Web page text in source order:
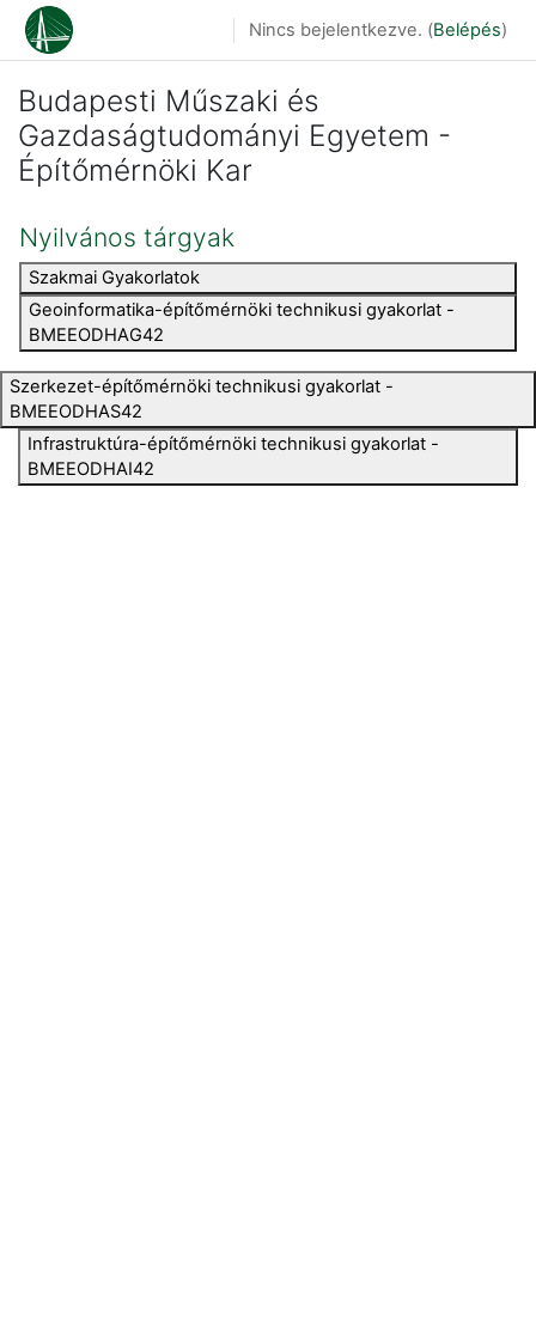
Tovább a fő tartalomhoz
Nincs bejelentkezve. (Belépés)
Budapesti Műszaki és
Gazdaságtudományi Egyetem -
Építőmérnöki Kar
Nyilvános tárgyak
Szakmai Gyakorlatok
Geoinformatika-építőmérnöki technikusi gyakorlat -
BMEEODHAG42
Szerkezet-építőmérnöki technikusi gyakorlat -
BMEEODHAS42
Infrastruktúra-építőmérnöki technikusi gyakorlat -
BMEEODHAI42